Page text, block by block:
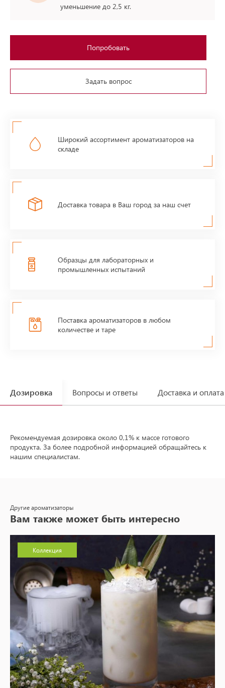
уменьшение до 2,5 кг.
Попробовать
Задать вопрос
Широкий ассортимент ароматизаторов на
складе
Доставка товара в Ваш город за наш счет
Образцы для лабораторных и
промышленных испытаний
Поставка ароматизаторов в любом
количестве и таре
Дозировка Вопросы и ответы Доставка и оплата
Рекомендуемая дозировка около 0,1% к массе готового
продукта. За более подробной информацией обращайтесь к
нашим специалистам.
Другие ароматизаторы
Вам также может быть интересно
Коллекция